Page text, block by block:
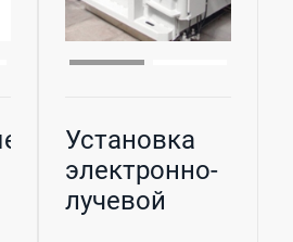
Установка
электронно-
лучевой